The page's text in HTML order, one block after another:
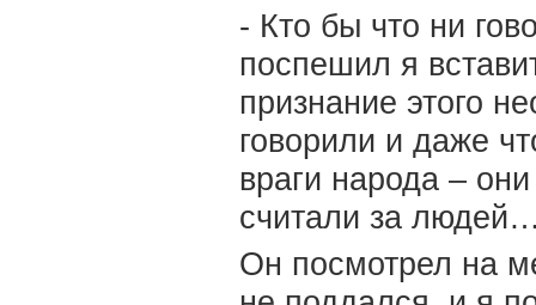
- Кто бы что ни
поспешил я
признание этого
говорили и даже
враги народа –
считали за
Он посмотрел на